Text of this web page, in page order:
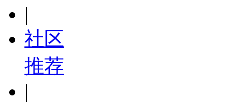
|
社区
推荐
|